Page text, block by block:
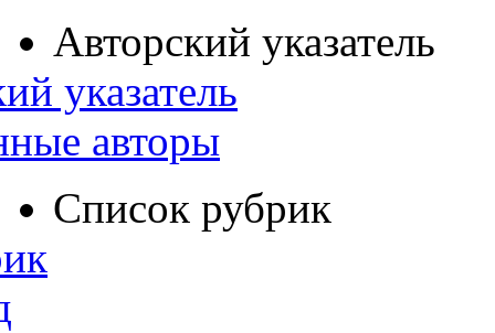
Авторский указатель
указатель
авторы
Список рубрик